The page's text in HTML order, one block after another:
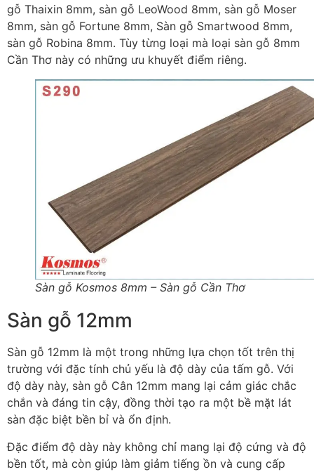
gỗ Thaixin 8mm, sàn gỗ LeoWood 8mm, sàn gỗ Moser
8mm, sàn gỗ Fortune 8mm, Sàn gỗ Smartwood 8mm,
sàn gỗ Robina 8mm. Tùy từng loại mà loại sàn gỗ 8mm
Cần Thơ này có những ưu khuyết điểm riêng.
Sàn gỗ Kosmos 8mm – Sàn gỗ Cần Thơ
Sàn gỗ 12mm
Sàn gỗ 12mm là một trong những lựa chọn tốt trên thị
trường với đặc tính chủ yếu là độ dày của tấm gỗ. Với
độ dày này, sàn gỗ Cân 12mm mang lại cảm giác chắc
chắn và đáng tin cậy, đồng thời tạo ra một bề mặt lát
sàn đặc biệt bền bỉ và ổn định.
Đặc điểm độ dày này không chỉ mang lại độ cứng và độ
bền tốt, mà còn giúp làm giảm tiếng ồn và cung cấp